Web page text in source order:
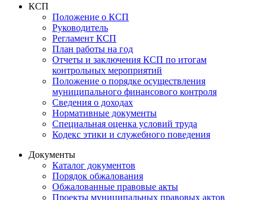
КСП
Положение о КСП
Руководитель
Регламент КСП
План работы на год
Отчеты и заключения КСП по итогам
контрольных мероприятий
Положение о порядке осуществления
муниципального финансового контроля
Сведения о доходах
Нормативные документы
Специальная оценка условий труда
Кодекс этики и служебного поведения
Документы
Каталог документов
Порядок обжалования
Обжалованные правовые акты
Проекты муниципальных правовых актов